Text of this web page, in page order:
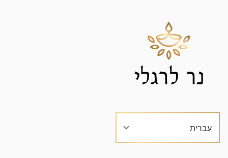
עברית